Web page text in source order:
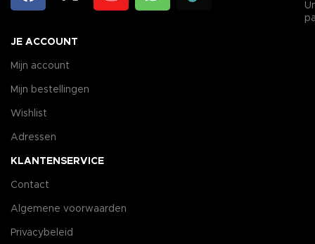
JE ACCOUNT
Mijn account
Mijn bestellingen
Wishlist
Adressen
KLANTENSERVICE
Contact
Algemene voorwaarden
Privacybeleid